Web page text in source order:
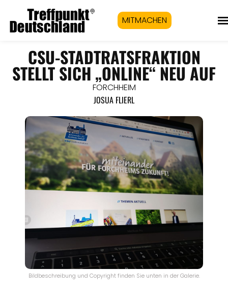
MITMACHEN
CSU-STADTRATSFRAKTION
STELLT SICH „ONLINE“ NEU AUF
FORCHHEIM
JOSUA FLIERL
Bildbeschreibung und Copyright finden Sie unten in der Galerie.